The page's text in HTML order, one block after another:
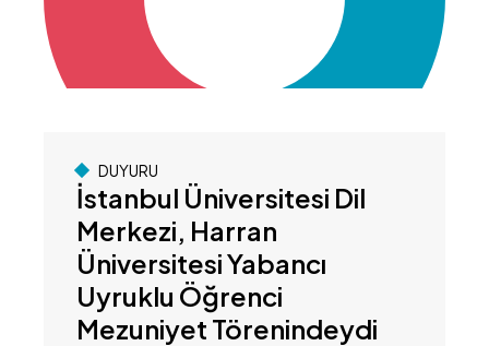
DUYURU
İstanbul Üniversitesi Dil
Merkezi, Harran
Üniversitesi Yabancı
Uyruklu Öğrenci
Mezuniyet Törenindeydi